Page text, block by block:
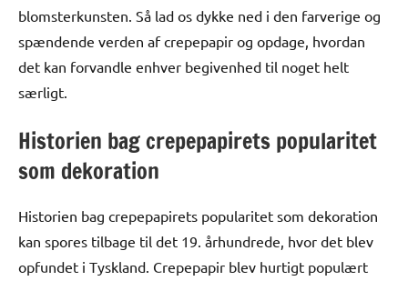
blomsterkunsten. Så lad os dykke ned i den farverige og
spændende verden af crepepapir og opdage, hvordan
det kan forvandle enhver begivenhed til noget helt
særligt.
Historien bag crepepapirets popularitet
som dekoration
Historien bag crepepapirets popularitet som dekoration
kan spores tilbage til det 19. århundrede, hvor det blev
opfundet i Tyskland. Crepepapir blev hurtigt populært